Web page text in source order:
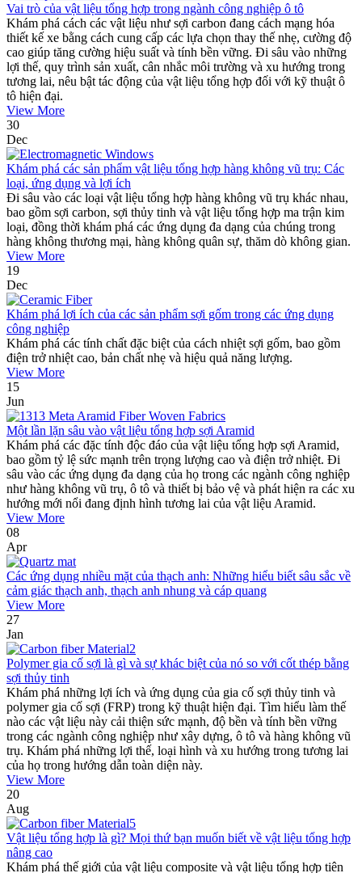
Vai trò của vật liệu tổng hợp trong ngành công nghiệp ô tô
Khám phá cách các vật liệu như sợi carbon đang cách mạng hóa
thiết kế xe bằng cách cung cấp các lựa chọn thay thế nhẹ, cường độ
cao giúp tăng cường hiệu suất và tính bền vững. Đi sâu vào những
lợi thế, quy trình sản xuất, cân nhắc môi trường và xu hướng trong
tương lai, nêu bật tác động của vật liệu tổng hợp đối với kỹ thuật ô
tô hiện đại.
View More
30
Dec
Khám phá các sản phẩm vật liệu tổng hợp hàng không vũ trụ: Các
loại, ứng dụng và lợi ích
Đi sâu vào các loại vật liệu tổng hợp hàng không vũ trụ khác nhau,
bao gồm sợi carbon, sợi thủy tinh và vật liệu tổng hợp ma trận kim
loại, đồng thời khám phá các ứng dụng đa dạng của chúng trong
hàng không thương mại, hàng không quân sự, thăm dò không gian.
View More
19
Dec
Khám phá lợi ích của các sản phẩm sợi gốm trong các ứng dụng
công nghiệp
Khám phá các tính chất đặc biệt của cách nhiệt sợi gốm, bao gồm
điện trở nhiệt cao, bản chất nhẹ và hiệu quả năng lượng.
View More
15
Jun
Một lần lặn sâu vào vật liệu tổng hợp sợi Aramid
Khám phá các đặc tính độc đáo của vật liệu tổng hợp sợi Aramid,
bao gồm tỷ lệ sức mạnh trên trọng lượng cao và điện trở nhiệt. Đi
sâu vào các ứng dụng đa dạng của họ trong các ngành công nghiệp
như hàng không vũ trụ, ô tô và thiết bị bảo vệ và phát hiện ra các xu
hướng mới nổi đang định hình tương lai của vật liệu Aramid.
View More
08
Apr
Các ứng dụng nhiều mặt của thạch anh: Những hiểu biết sâu sắc về
cảm giác thạch anh, thạch anh nhung và cáp quang
View More
27
Jan
Polymer gia cố sợi là gì và sự khác biệt của nó so với cốt thép bằng
sợi thủy tinh
Khám phá những lợi ích và ứng dụng của gia cố sợi thủy tinh và
polymer gia cố sợi (FRP) trong kỹ thuật hiện đại. Tìm hiểu làm thế
nào các vật liệu này cải thiện sức mạnh, độ bền và tính bền vững
trong các ngành công nghiệp như xây dựng, ô tô và hàng không vũ
trụ. Khám phá những lợi thế, loại hình và xu hướng trong tương lai
của họ trong hướng dẫn toàn diện này.
View More
20
Aug
Vật liệu tổng hợp là gì? Mọi thứ bạn muốn biết về vật liệu tổng hợp
nâng cao
Khám phá thế giới của vật liệu composite và vật liệu tổng hợp tiên